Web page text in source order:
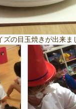
ズの目玉焼きが出来ま